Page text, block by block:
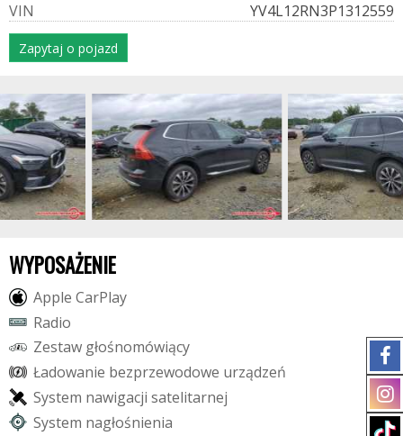
VIN YV4L12RN3P1312559
Zapytaj o pojazd
WYPOSAŻENIE
Apple CarPlay
Radio
Zestaw głośnomówiący
Ładowanie bezprzewodowe urządzeń
System nawigacji satelitarnej
System nagłośnienia